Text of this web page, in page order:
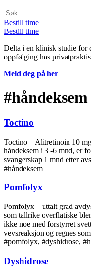
Bestill time
Bestill time
Delta i en klinisk studie for
oppfølging hos
Meld deg på her
#håndeksem
Toctino
Toctino – Alitretinoin 10
håndeksem i 3 -6 mnd, er
svangerskap 1 mnd etter
#håndeksem
Pomfolyx
Pomfolyx – uttalt grad
som tallrike overflatiske
ikke noe med forstyrret
vevsreaksjon og regnes
#pomfolyx, #dyshidrose,
Dyshidrose